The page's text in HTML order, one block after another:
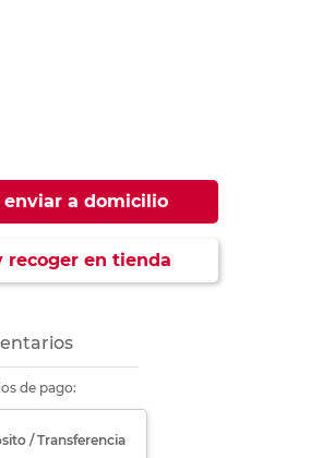
enviar a domicilio
recoger en tienda
de pago:
/ Transferencia